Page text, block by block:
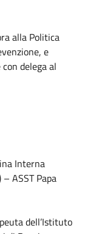
alla Politica
e
delega al
Interna
– ASST Papa
dell’Istituto